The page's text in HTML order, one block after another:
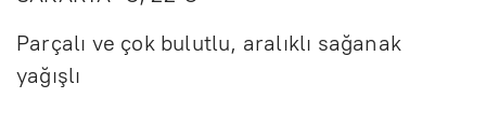
Parçalı ve çok bulutlu, aralıklı sağanak
yağışlı